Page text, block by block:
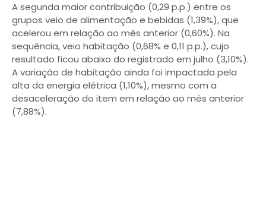
A segunda maior contribuição (0,29 p.p.) entre os
grupos veio de alimentação e bebidas (1,39%), que
acelerou em relação ao mês anterior (0,60%). Na
sequência, veio habitação (0,68% e 0,11 p.p.), cujo
resultado ficou abaixo do registrado em julho (3,10%).
A variação de habitação ainda foi impactada pela
alta da energia elétrica (1,10%), mesmo com a
desaceleração do item em relação ao mês anterior
(7,88%).